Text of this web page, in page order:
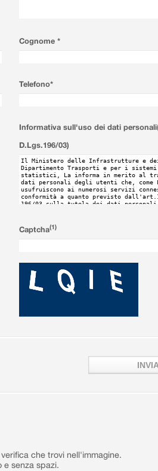
Cognome *
Telefono*
Informativa sull'uso dei dati
D.Lgs.196/03)
Captcha(1)
che trovi nell'immagine.
e senza spazi.